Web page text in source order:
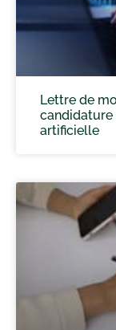
Lettre de
artificielle